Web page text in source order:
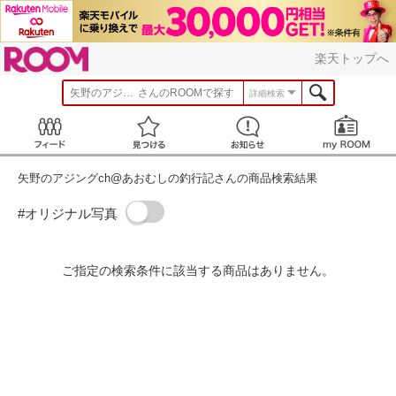
楽天トップへ
矢野のアジングch@あおむしの釣行記
さんのROOMで探す 詳細検索
見つける お知らせ
矢野のアジングch@あおむしの釣行記さんの商品検索結果
#オリジナル写真
ご指定の検索条件に該当する商品はありません。